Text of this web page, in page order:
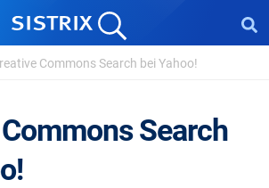
Commons Search bei Yahoo!
Search